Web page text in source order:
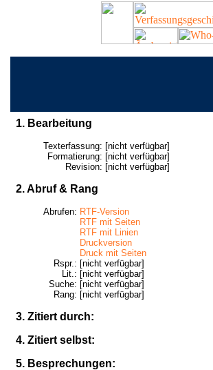
1. Bearbeitung
Texterfassung: [nicht verfügbar]
Formatierung: [nicht verfügbar]
Revision: [nicht verfügbar]
2. Abruf & Rang
Abrufen: RTF-Version
RTF mit Seiten
RTF mit Linien
Druckversion
Druck mit Seiten
Rspr.: [nicht verfügbar]
Lit.: [nicht verfügbar]
Suche: [nicht verfügbar]
Rang: [nicht verfügbar]
3. Zitiert durch:
4. Zitiert selbst:
5. Besprechungen: